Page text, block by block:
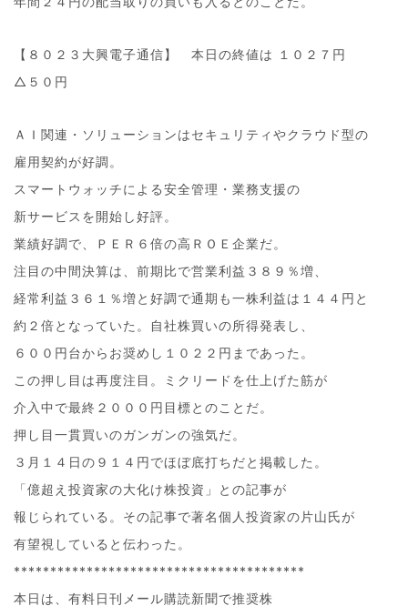
【８０２３大興電子通信】 本日の終値は １０２７円
△５０円
ＡＩ関連・ソリューションはセキュリティやクラウド型の
雇用契約が好調。
スマートウォッチによる安全管理・業務支援の
新サービスを開始し好評。
業績好調で、ＰＥＲ６倍の高ＲＯＥ企業だ。
注目の中間決算は、前期比で営業利益３８９％増、
経常利益３６１％増と好調で通期も一株利益は１４４円と
約２倍となっていた。自社株買いの所得発表し、
６００円台からお奨めし１０２２円まであった。
この押し目は再度注目。ミクリードを仕上げた筋が
介入中で最終２０００円目標とのことだ。
押し目一貫買いのガンガンの強気だ。
３月１４日の９１４円でほぼ底打ちだと掲載した。
「億超え投資家の大化け株投資」との記事が
報じられている。その記事で著名個人投資家の片山氏が
有望視していると伝わった。
****************************************
本日は、有料日刊メール購読新聞で推奨株